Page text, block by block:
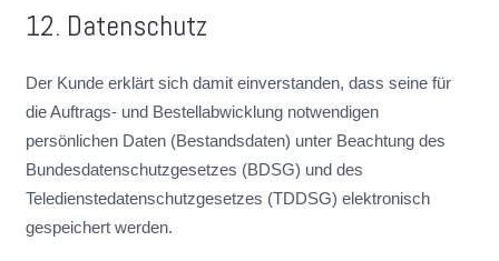
12. Datenschutz
Der Kunde erklärt sich damit einverstanden, dass seine für
die Auftrags- und Bestellabwicklung notwendigen
persönlichen Daten (Bestandsdaten) unter Beachtung des
Bundesdatenschutzgesetzes (BDSG) und des
Teledienstedatenschutzgesetzes (TDDSG) elektronisch
gespeichert werden.